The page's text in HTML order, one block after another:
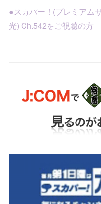
●スカパー！(プレミアム
光) Ch.542をご視聴の方